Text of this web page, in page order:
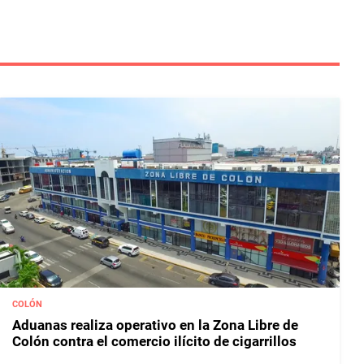
COLÓN
Aduanas realiza operativo en la Zona Libre de
Colón contra el comercio ilícito de cigarrillos